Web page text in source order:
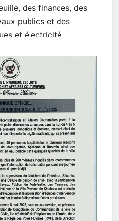
des finances, des
publics et des
et électricité.